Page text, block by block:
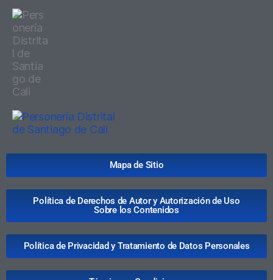
Mapa de Sitio
Política de Derechos de Autor y Autorización de Uso
Sobre los Contenidos
Política de Privacidad y Tratamiento de Datos Personales